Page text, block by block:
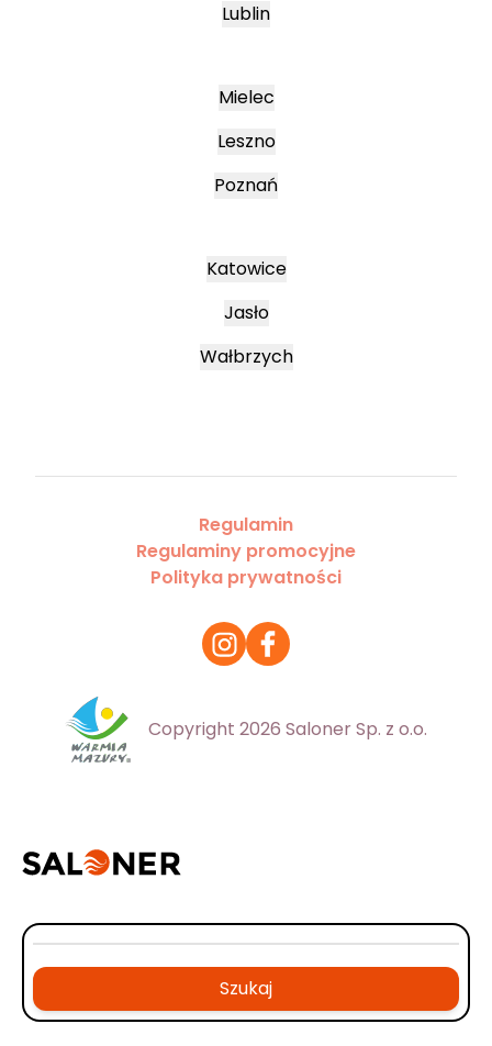
Lublin
Mielec
Leszno
Poznań
Katowice
Jasło
Wałbrzych
Regulamin
Regulaminy promocyjne
Polityka prywatności
Copyright 2026 Saloner Sp. z o.o.
Szukaj